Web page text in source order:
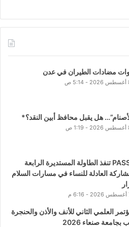
مضادات الطيران في عدن
هل يقبل محافظ أبين النقد؟*
مؤسسة PASS تنفذ الطاولة المستديرة الرابعة
العادلة للنساء في مسارات السلام
العلمي الثاني للأنف والأذن والحنجرة
صنعاء 2026